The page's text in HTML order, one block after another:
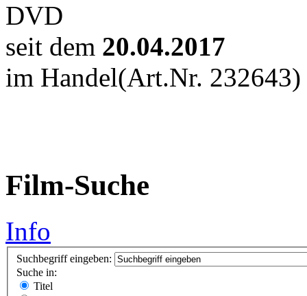
DVD
seit dem 20.04.2017
im Handel(Art.Nr. 232643)
Film-Suche
Info
Suchbegriff eingeben:
Suche in:
Titel